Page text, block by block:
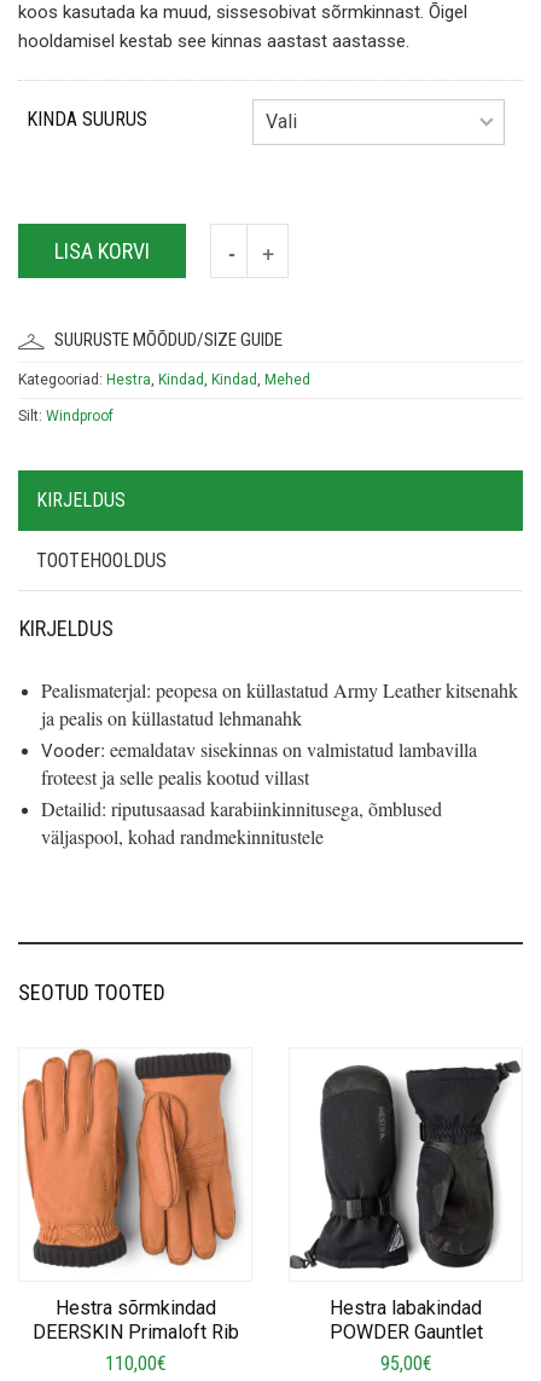
koos kasutada ka muud, sissesobivat sõrmkinnast. Õigel
hooldamisel kestab see kinnas aastast aastasse.
KINDA SUURUS
LISA KORVI
SUURUSTE MÕÕDUD/SIZE GUIDE
Kategooriad: Hestra, Kindad, Kindad, Mehed
Silt: Windproof
KIRJELDUS
TOOTEHOOLDUS
KIRJELDUS
Pealismaterjal: peopesa on küllastatud Army Leather kitsenahk
ja pealis on küllastatud lehmanahk
Vooder: eemaldatav sisekinnas on valmistatud lambavilla
froteest ja selle pealis kootud villast
Detailid: riputusaasad karabiinkinnitusega, õmblused
väljaspool, kohad randmekinnitustele
SEOTUD TOOTED
Hestra sõrmkindad
DEERSKIN Primaloft Rib
110,00€
Hestra labakindad
POWDER Gauntlet
95,00€